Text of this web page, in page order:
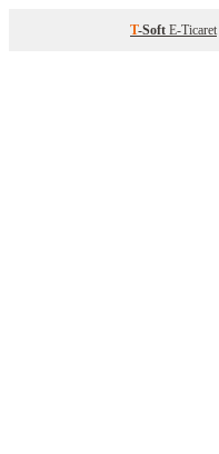
T-Soft E-Ticaret